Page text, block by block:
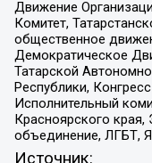
Движение
Комитет,
общественное
Демократическое
Татарской
Республики,
Исполнительный
Красноярского края,
объединение, ЛГБТ,
Источник: